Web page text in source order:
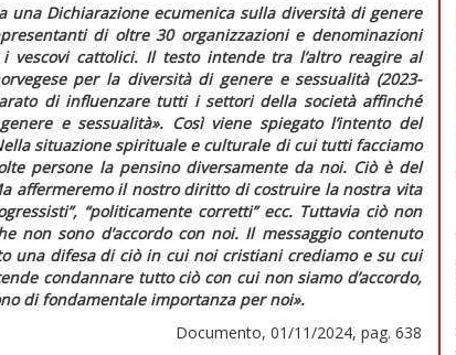
una Dichiarazione ecumenica sulla diversità di genere
di oltre 30 organizzazioni e denominazioni
vescovi cattolici. Il testo intende tra l’altro reagire al
per la diversità di genere e sessualità (2023-
di influenzare tutti i settori della società affinché
e sessualità». Così viene spiegato l’intento del
situazione spirituale e culturale di cui tutti facciamo
persone la pensino diversamente da noi. Ciò è del
affermeremo il nostro diritto di costruire la nostra vita
“politicamente corretti” ecc. Tuttavia ciò non
non sono d’accordo con noi. Il messaggio contenuto
una difesa di ciò in cui noi cristiani crediamo e su cui
condannare tutto ciò con cui non siamo d’accordo,
di fondamentale importanza per noi».
Documento, 01/11/2024, pag. 638